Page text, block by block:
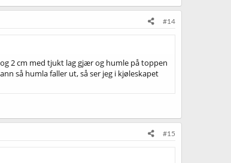
#14
2 cm med tjukt lag gjær og humle på toppen
så humla faller ut, så ser jeg i kjøleskapet
#15